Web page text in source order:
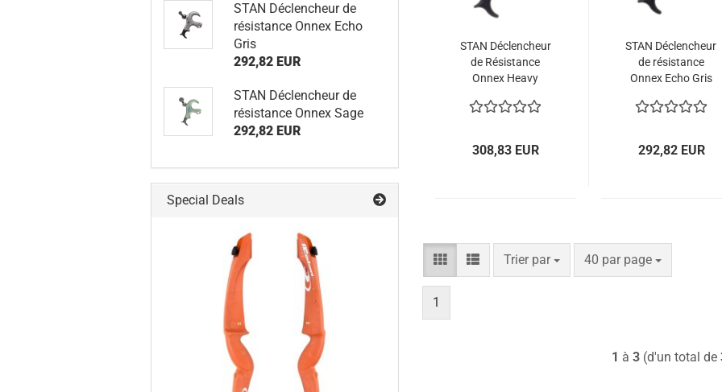
STAN Déclencheur
de Résistance
Onnex Heavy
308,83 EUR
STAN Déclencheur
de résistance
Onnex Echo Gris
292,82 EUR
Trier par
Trier par 40 par page
par page
1
1 à 3(d'un total de
STAN Déclencheur de
résistance Onnex Echo
Gris
292,82 EUR
STAN Déclencheur de
résistance Onnex Sage
292,82 EUR
Special Deals